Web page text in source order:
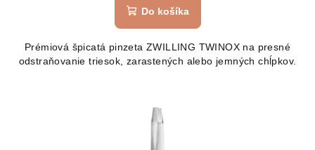
Do košíka
Prémiová špicatá pinzeta ZWILLING TWINOX na presné
odstraňovanie triesok, zarastených alebo jemných chĺpkov.